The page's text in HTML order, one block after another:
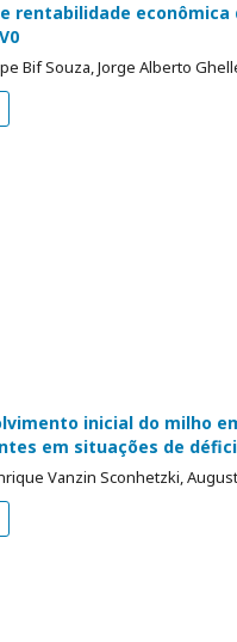
rentabilidade
Bif Souza, Jorge Alberto
inicial do milho
em situações de
Vanzin Sconhetzki,